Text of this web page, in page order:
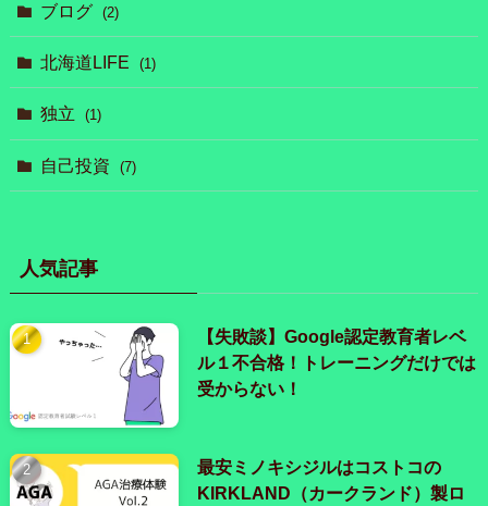
ブログ (2)
北海道LIFE (1)
独立 (1)
自己投資 (7)
人気記事
【失敗談】Google認定教育者レベ
ル１不合格！トレーニングだけでは
受からない！
最安ミノキシジルはコストコの
KIRKLAND（カークランド）製ロ